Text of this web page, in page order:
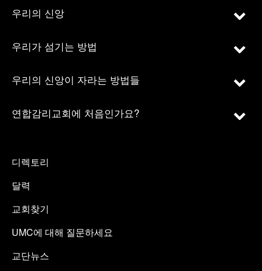
우리의 신앙
우리가 섬기는 방법
우리의 신앙이 자라는 방법들
연합감리교회에 처음인가요?
디렉토리
달력
교회찾기
UMC에 대해 질문하세요
교단뉴스